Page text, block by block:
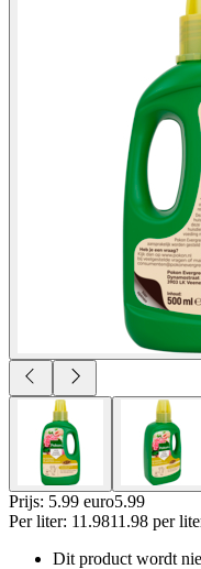
Prijs: 5.99 euro5.99
Per liter: 11.9811.98 per
Dit product wordt